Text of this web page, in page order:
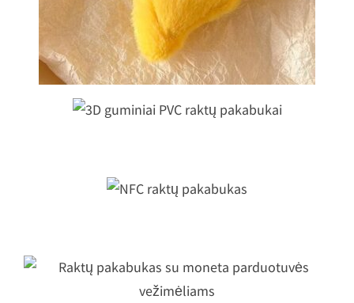
Raktų pakabukas su moneta